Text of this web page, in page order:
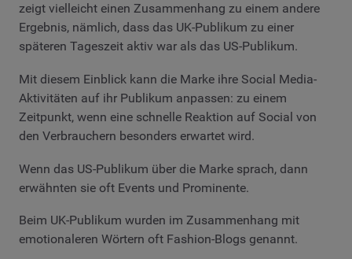
zeigt vielleicht einen Zusammenhang zu einem andere
Ergebnis, nämlich, dass das UK-Publikum zu einer
späteren Tageszeit aktiv war als das US-Publikum.
Mit diesem Einblick kann die Marke ihre Social Media-
Aktivitäten auf ihr Publikum anpassen: zu einem
Zeitpunkt, wenn eine schnelle Reaktion auf Social von
den Verbrauchern besonders erwartet wird.
Wenn das US-Publikum über die Marke sprach, dann
erwähnten sie oft Events und Prominente.
Beim UK-Publikum wurden im Zusammenhang mit
emotionaleren Wörtern oft Fashion-Blogs genannt.